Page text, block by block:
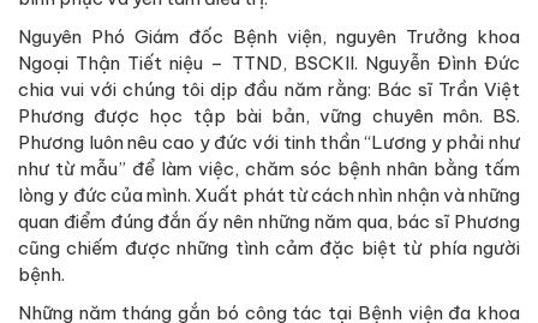
Nguyên Phó Giám đốc Bệnh viện, nguyên Trưởng khoa
Ngoại Thận Tiết niệu – TTND, BSCKII. Nguyễn Đình Đức
chia vui với chúng tôi dịp đầu năm rằng: Bác sĩ Trần Việt
Phương được học tập bài bản, vững chuyên môn. BS.
Phương luôn nêu cao y đức với tinh thần “Lương y phải như
như từ mẫu” để làm việc, chăm sóc bệnh nhân bằng tấm
lòng y đức của mình. Xuất phát từ cách nhìn nhận và những
quan điểm đúng đắn ấy nên những năm qua, bác sĩ Phương
cũng chiếm được những tình cảm đặc biệt từ phía người
bệnh.
Những năm tháng gắn bó công tác tại Bệnh viện đa khoa